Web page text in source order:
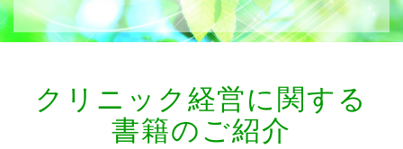
クリニック経営に関する
書籍のご紹介